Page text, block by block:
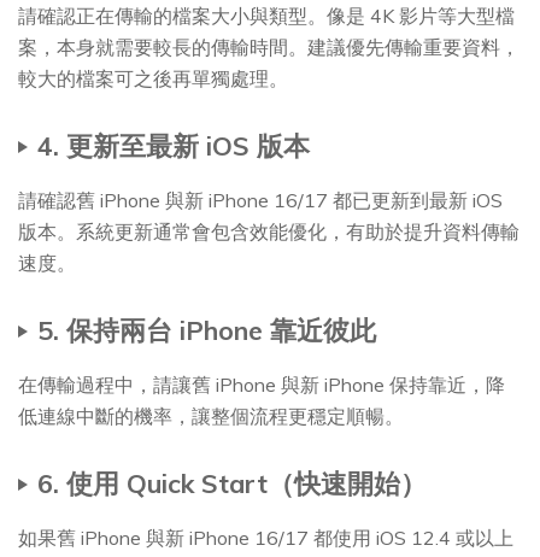
請確認正在傳輸的檔案大小與類型。像是 4K 影片等大型檔
案，本身就需要較長的傳輸時間。建議優先傳輸重要資料，
較大的檔案可之後再單獨處理。
4. 更新至最新 iOS 版本
請確認舊 iPhone 與新 iPhone 16/17 都已更新到最新 iOS
版本。系統更新通常會包含效能優化，有助於提升資料傳輸
速度。
5. 保持兩台 iPhone 靠近彼此
在傳輸過程中，請讓舊 iPhone 與新 iPhone 保持靠近，降
低連線中斷的機率，讓整個流程更穩定順暢。
6. 使用 Quick Start（快速開始）
如果舊 iPhone 與新 iPhone 16/17 都使用 iOS 12.4 或以上